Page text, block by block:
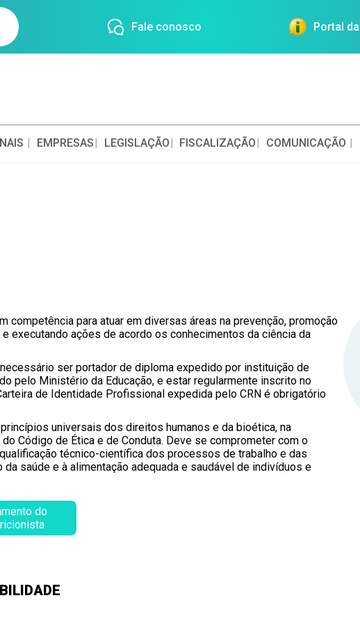
Fale conosco Portal
EMPRESAS LEGISLAÇÃO FISCALIZAÇÃO COMUNICAÇÃO
competência para atuar em diversas áreas na prevenção, promoção
executando ações de acordo os conhecimentos da ciência da
ser portador de diploma expedido por instituição de
pelo Ministério da Educação, e estar regularmente inscrito no
de Identidade Profissional expedida pelo CRN é obrigatório
universais dos direitos humanos e da bioética, na
Código de Ética e de Conduta. Deve se comprometer com o
técnico-científica dos processos de trabalho e das
saúde e à alimentação adequada e saudável de indivíduos e
do
NUTRIÇÃO CLÍNICA
todas as informações sobre as áreas de atuação e as
na Resolução CFN nº 600/2018.